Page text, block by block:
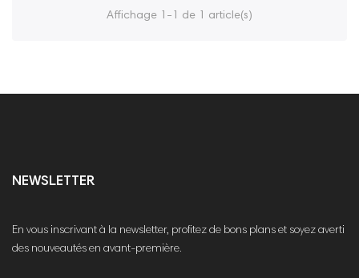
Affichage 1-1 de 1 article(s)
NEWSLETTER
En vous inscrivant à la newsletter, profitez de bons plans et soyez averti
des nouveautés en avant-première.